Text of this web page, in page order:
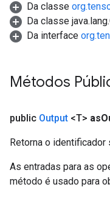
Da classe
Da classe
Da interface
Métodos
public Output <T> as
Retorna o
As entradas para as
método é usado para